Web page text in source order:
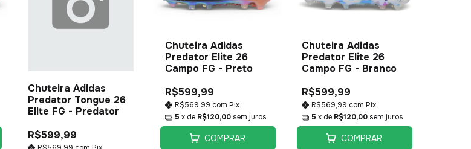
Chuteira Adidas
Predator Tongue 26
Elite FG - Predator
R$599,99
Chuteira Adidas
Predator Elite 26
Campo FG - Preto
R$599,99
R$569,99 com Pix
5 x de R$120,00 sem juros
COMPRAR
Chuteira Adidas
Predator Elite 26
Campo FG - Branco
R$599,99
R$569,99 com Pix
5 x de R$120,00 sem juros
COMPRAR